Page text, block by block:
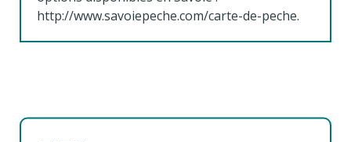
http://www.savoiepeche.com/carte-de-peche.